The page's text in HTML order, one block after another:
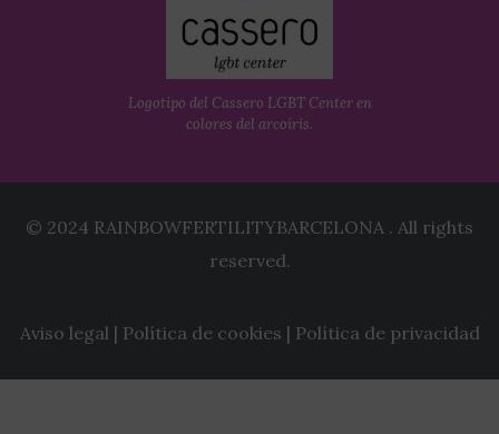
Logotipo del Cassero LGBT Center en
colores del arcoíris.
© 2024 RAINBOWFERTILITYBARCELONA . All rights
reserved.
Aviso legal | Política de cookies | Política de privacidad